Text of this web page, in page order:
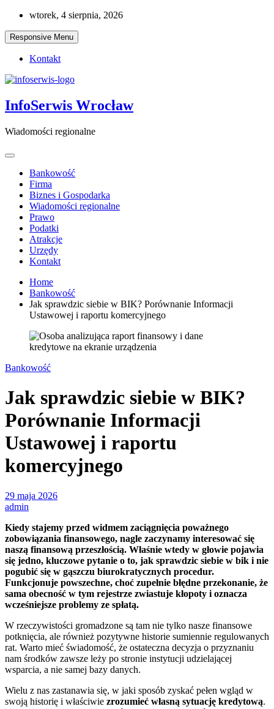
Skip
content
wtorek, 4 sierpnia, 2026
Responsive Menu
Kontakt
InfoSerwis Wrocław
Wiadomości regionalne
Bankowość
Firma
Biznes i Gospodarka
Wiadomości regionalne
Prawo
Podatki
Atrakcje
Urzędy
Kontakt
Home
Bankowość
Jak sprawdzic siebie w BIK? Porównanie Informacji
Ustawowej i raportu komercyjnego
Bankowość
Jak sprawdzic siebie w BIK?
Porównanie Informacji
Ustawowej i raportu
komercyjnego
29 maja 2026
admin
Kiedy stajemy przed widmem zaciągnięcia poważnego
zobowiązania finansowego, nagle zaczynamy interesować się
naszą finansową przeszłością. Właśnie wtedy w głowie pojawia
się jedno, kluczowe pytanie o to, jak sprawdzic siebie w bik i nie
pogubić się w gąszczu biurokratycznych procedur.
Funkcjonuje powszechne, choć zupełnie błędne przekonanie, że
sama obecność w tym rejestrze zwiastuje kłopoty i oznacza
wcześniejsze problemy ze spłatą.
W rzeczywistości gromadzone są tam nie tylko nasze finansowe
potknięcia, ale również pozytywne historie sumiennie regulowanych
rat. Warto mieć świadomość, że ostateczna decyzja o przyznaniu
nam środków zawsze leży po stronie instytucji udzielającej
wsparcia, a nie samej bazy danych.
Wielu z nas zastanawia się, w jaki sposób zyskać pełen wgląd w
swoją historię i właściwie zrozumieć własną sytuację kredytową.